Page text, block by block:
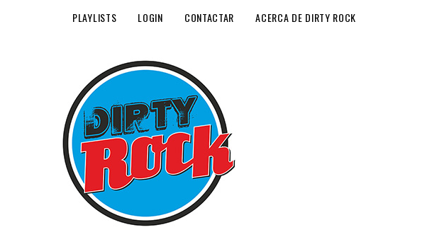
PLAYLISTS LOGIN CONTACTAR ACERCA DE DIRTY ROCK